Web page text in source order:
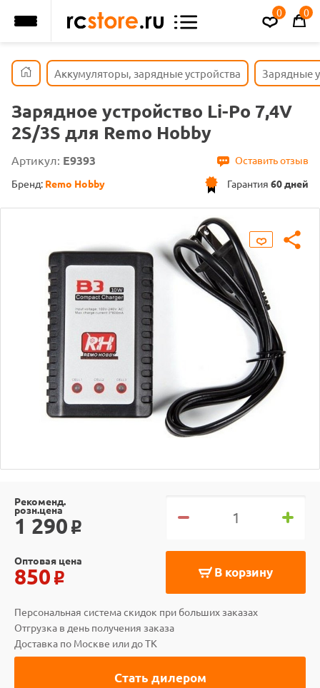
0 0
Аккумуляторы, зарядные устройства Зарядные
Зарядное устройство Li-Po 7,4V
2S/3S для Remo Hobby
Артикул: E9393
Оставить отзыв
Гарантия 60 дней
Бренд: Remo Hobby
Рекоменд.
розн.цена
1 290 o
В корзину
Оптовая цена
850 o
Персональная система скидок при больших заказах
Отгрузка в день получения заказа
Доставка по Москве или до ТК
Стать дилером